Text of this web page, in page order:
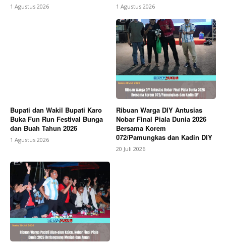
1 Agustus 2026 1 Agustus 2026
Bupati dan Wakil Bupati Karo
Buka Fun Run Festival Bunga
dan Buah Tahun 2026
1 Agustus 2026
Ribuan Warga DIY Antusias
Nobar Final Piala Dunia 2026
Bersama Korem
072/Pamungkas dan Kadin DIY
20 Juli 2026